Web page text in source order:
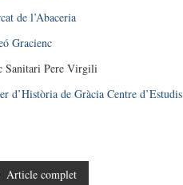
de l’Abaceria
Gracienc
Sanitari Pere Virgili
d’Història de Gràcia Centre d’Estudis
Article complet